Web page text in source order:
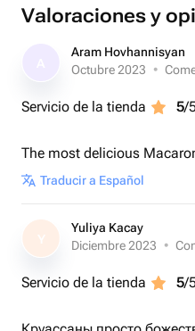
Valoraciones y
Aram Hovhannisyan
Octubre 2023
•
Servicio de la tienda 5/
The most delicious
Traducir a Español
Y
Yuliya Kacay
Diciembre 2023
•
Servicio de la tienda 5/